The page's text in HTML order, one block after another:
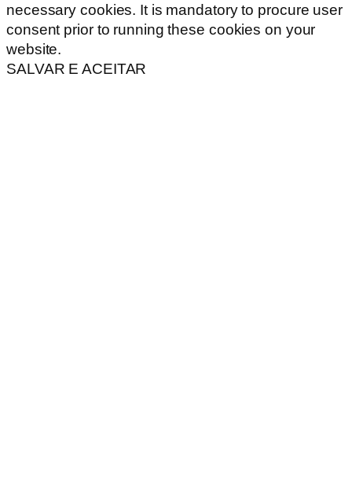
necessary cookies. It is mandatory to procure user
consent prior to running these cookies on your
website.
SALVAR E ACEITAR